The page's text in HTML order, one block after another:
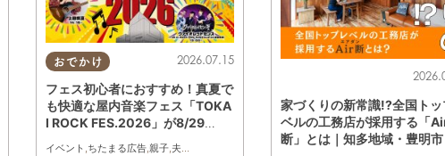
おでかけ 2026.07.15
フェス初心者におすすめ！真夏で
も快適な屋内音楽フェス「TOKA
I ROCK FES.2026」が8/29
(土)・30(日)開催／ちたまる広告
イベント ,ちたまる広告,親子,夫婦 おひとりさま ,友人
家づくりの新常識!?全国トッ
ベルの工務店が採用する「
断」とは｜知多地域・豊明市